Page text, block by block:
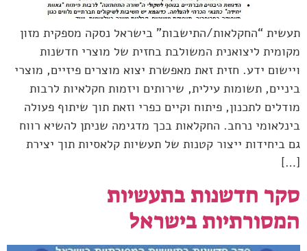
תעשית “החקלאות/התישבות" בישראל נסקה מספקית מזון
מקומית ליצואנית המשולבת בחזית של מוצרי חדשנות
ויישום ידע. חזית זאת מאפשרת יצוא מוצרים פיזיים, מוצרי
ביניים, תשומות עילית, שירותים ויזמות חקלאיות לרבות
מודלים לתכנון, פיתוח וקיים כפרי וזאת תוך שיתוף פעולה
בינלאומי נרחב. החקלאות בכך מדגימה שניתן להשיא רווח
גם ביחידות ייצור קטנות של תעשיות קלאסיות תוך יצירת
[…]
סקר חדשנות בתעשיות
המסורתיות בישראל